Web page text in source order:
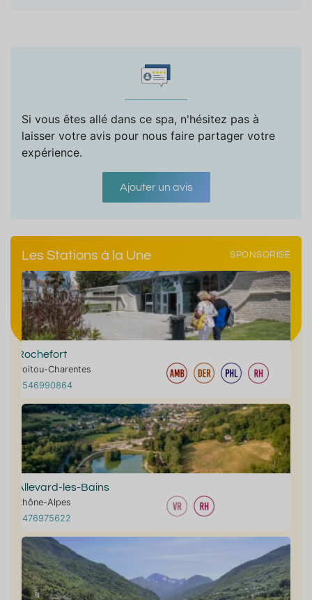
Si vous êtes allé dans ce spa, n'hésitez pas à
laisser votre avis pour nous faire partager votre
expérience.
Ajouter un avis
Les Stations à la Une SPONSORISÉ
Rochefort
Poitou-Charentes
0546990864
Allevard-les-Bains
Rhône-Alpes
0476975622